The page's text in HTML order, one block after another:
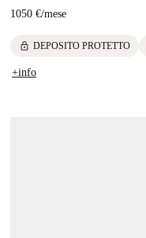
1050 €/mese
lock DEPOSITO PROTETTO
+info